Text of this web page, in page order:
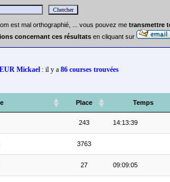
est mal orthographié, ... vous pouvez me transmettre
concernant ces résultats en cliquant sur
Mickael : il y a 86 courses trouvées
Place Temps
243 14:13:39
3763
27 09:09:05